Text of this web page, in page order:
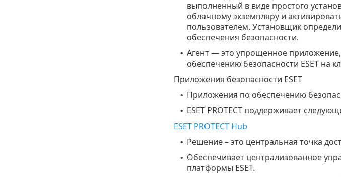
выполненный в виде простого
облачному экземпляру и
пользователем. Установщик
обеспечения безопасности.
• Агент — это упрощенное
обеспечению безопасности ESET на
Приложения безопасности ESET
• Приложения по обеспечению
• ESET PROTECT поддерживает
ESET PROTECT Hub
• Решение – это центральная точка
• Обеспечивает централизованное
платформы ESET.